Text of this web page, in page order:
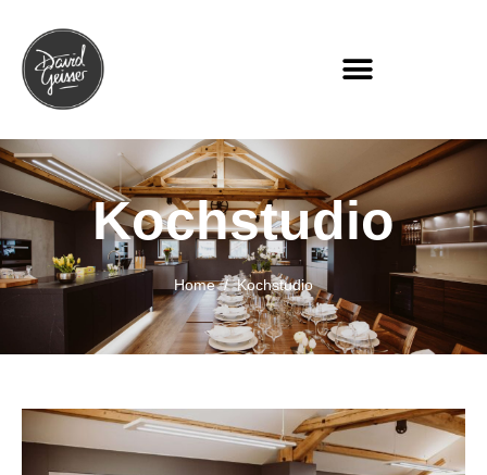
Kochstudio
Home Kochstudio